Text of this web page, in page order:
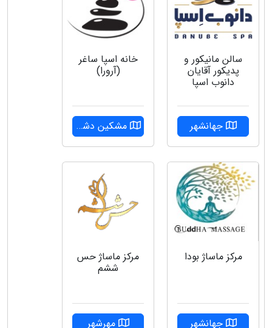
سالن مانیکور و
پدیکور آقایان
دانوب اسپا
جهانشهر
خانه اسپا ساغر
(آرورا)
مشکین دشت
مرکز ماساژ بودا
جهانشهر
مرکز ماساژ حس
ششم
مهرشهر